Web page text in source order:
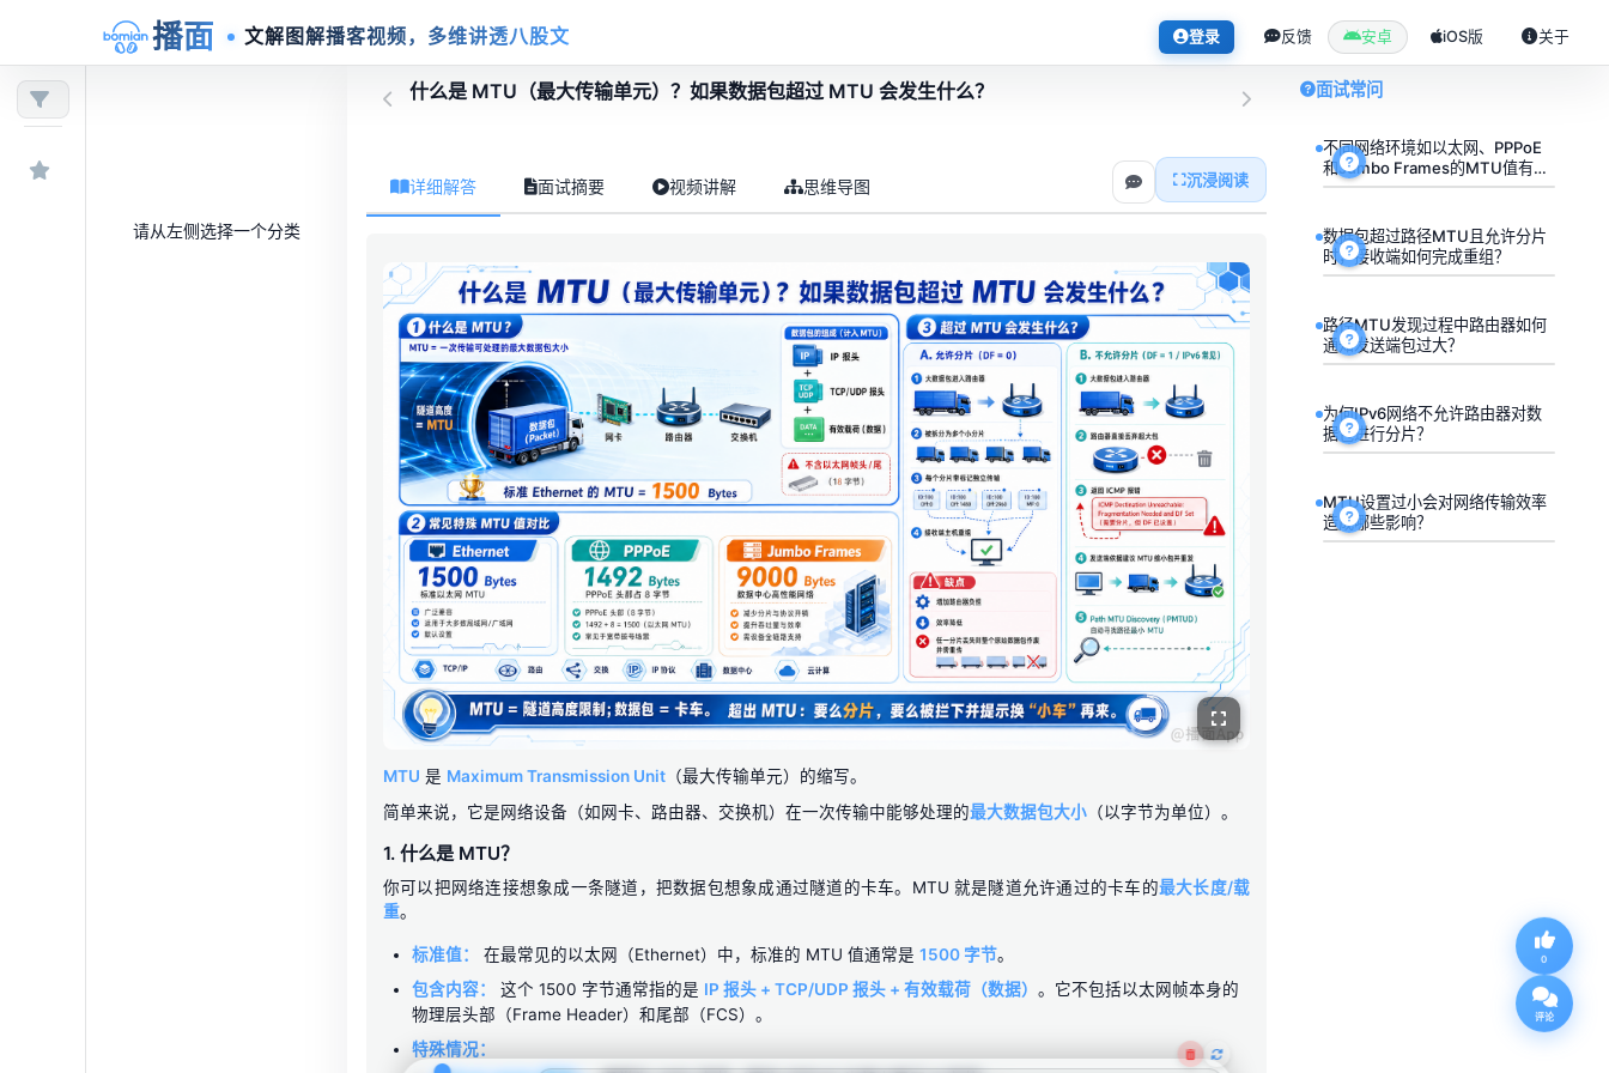
播面 文解图解播客视频，多维讲透八股文 登录 反馈 安卓 iOS版 关于
0
评论
请从左侧选择一个分类
什么是 MTU（最大传输单元）？如果数据包超过 MTU 会发生什么？
详细解答 面试摘要 视频讲解 思维导图 沉浸阅读
MTU 是 Maximum Transmission Unit （最大传输单元）的缩写。
简单来说，它是网络设备（如网卡、路由器、交换机）在一次传输中能够处理的最大数据包大小 （以字节为单位）。
1. 什么是 MTU？
你可以把网络连接想象成一条隧道，把数据包想象成通过隧道的卡车。MTU 就是隧道允许通过的卡车的最大长度/载
重。
标准值： 在最常见的以太网（Ethernet）中，标准的 MTU 值通常是 1500 字节。
包含内容：
这个 1500 字节通常指的是 IP 报头 + TCP/UDP 报头 + 有效载荷（数据） 。它不包括以太网帧本身的
物理层头部（Frame Header）和尾部（FCS）。
特殊情况：
面试常问
不同网络环境如以太网、PPPoE
和Jumbo Frames的MTU值有何
差异？
数据包超过路径MTU且允许分片
时，接收端如何完成重组？
路径MTU发现过程中路由器如何
通知发送端包过大？
为何IPv6网络不允许路由器对数
据包进行分片？
MTU设置过小会对网络传输效率
造成哪些影响？